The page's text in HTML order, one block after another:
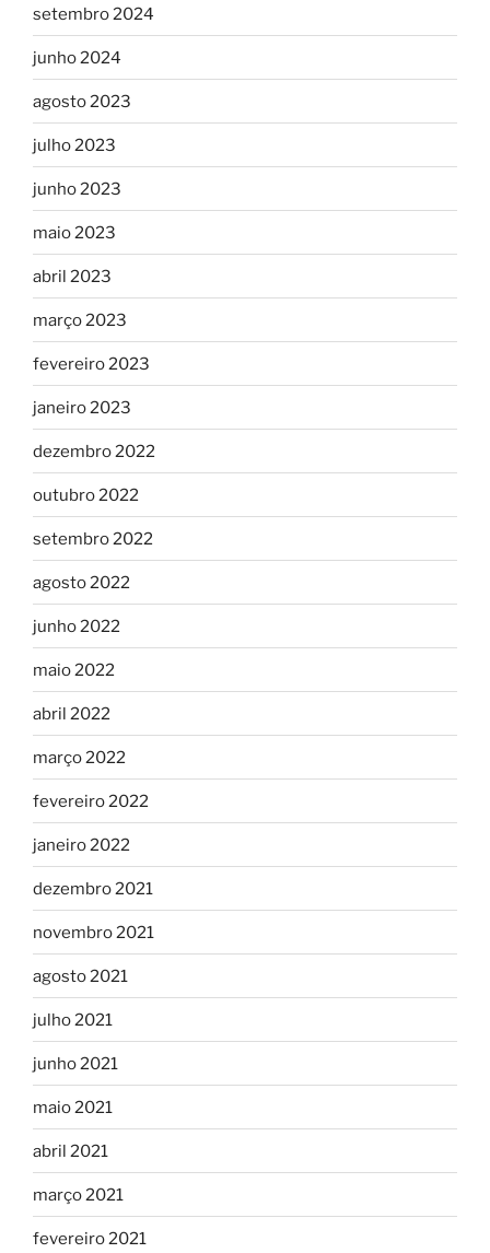
setembro 2024
junho 2024
agosto 2023
julho 2023
junho 2023
maio 2023
abril 2023
março 2023
fevereiro 2023
janeiro 2023
dezembro 2022
outubro 2022
setembro 2022
agosto 2022
junho 2022
maio 2022
abril 2022
março 2022
fevereiro 2022
janeiro 2022
dezembro 2021
novembro 2021
agosto 2021
julho 2021
junho 2021
maio 2021
abril 2021
março 2021
fevereiro 2021